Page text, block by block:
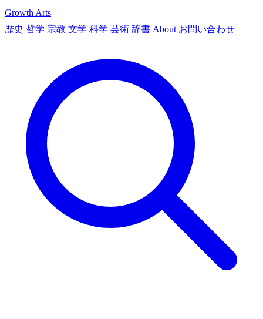
Growth Arts
歴史 哲学 宗教 文学 科学 芸術 辞書 About お問い合わせ